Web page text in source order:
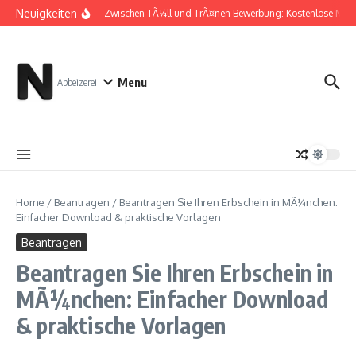
Zum Inhalt springen
Neuigkeiten Zwischen TÃ¼ll und TrÃ¤nen Bewerbung: Kostenlose
Abbeizerei Menu
Home / Beantragen / Beantragen Sie Ihren Erbschein in MÃ¼nchen:
Einfacher Download & praktische Vorlagen
Beantragen
Beantragen Sie Ihren Erbschein in
MÃ¼nchen: Einfacher Download
& praktische Vorlagen